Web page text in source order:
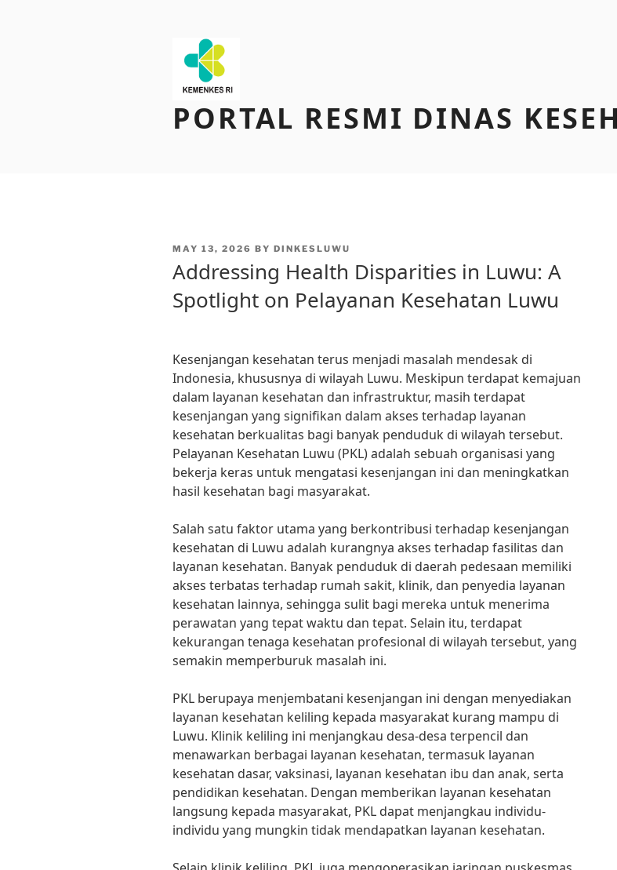
PORTAL RESMI DINAS
POSTED
MAY 13, 2026 BY DINKESLUWU
Addressing Health Disparities in Luwu: A
Spotlight on Pelayanan Kesehatan Luwu
Kesenjangan kesehatan terus menjadi masalah mendesak di
Indonesia, khususnya di wilayah Luwu. Meskipun terdapat kemajuan
dalam layanan kesehatan dan infrastruktur, masih terdapat
kesenjangan yang signifikan dalam akses terhadap layanan
kesehatan berkualitas bagi banyak penduduk di wilayah tersebut.
Pelayanan Kesehatan Luwu (PKL) adalah sebuah organisasi yang
bekerja keras untuk mengatasi kesenjangan ini dan meningkatkan
hasil kesehatan bagi masyarakat.
Salah satu faktor utama yang berkontribusi terhadap kesenjangan
kesehatan di Luwu adalah kurangnya akses terhadap fasilitas dan
layanan kesehatan. Banyak penduduk di daerah pedesaan memiliki
akses terbatas terhadap rumah sakit, klinik, dan penyedia layanan
kesehatan lainnya, sehingga sulit bagi mereka untuk menerima
perawatan yang tepat waktu dan tepat. Selain itu, terdapat
kekurangan tenaga kesehatan profesional di wilayah tersebut, yang
semakin memperburuk masalah ini.
PKL berupaya menjembatani kesenjangan ini dengan menyediakan
layanan kesehatan keliling kepada masyarakat kurang mampu di
Luwu. Klinik keliling ini menjangkau desa-desa terpencil dan
menawarkan berbagai layanan kesehatan, termasuk layanan
kesehatan dasar, vaksinasi, layanan kesehatan ibu dan anak, serta
pendidikan kesehatan. Dengan memberikan layanan kesehatan
langsung kepada masyarakat, PKL dapat menjangkau individu-
individu yang mungkin tidak mendapatkan layanan kesehatan.